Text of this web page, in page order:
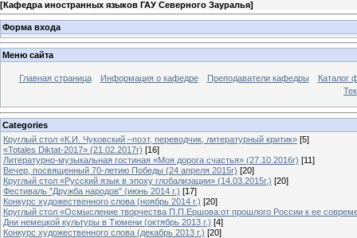
[Кафедра иностранных языков ГАУ Северного Зауралья]
Форма входа
Меню сайта
Главная страница Информация о кафедре Преподаватели кафедры
Каталог
Categories
Круглый стол «К.И. Чуковский –поэт, переводчик, литературный критик» [5]
«Totales Diktat-2017» (21.02.2017г) [16]
Литературно-музыкальная гостиная «Моя дорога счастья» (27.10.2016г) [11]
Вечер, посвященный 70-летию Победы (24 апреля 2015г) [20]
Круглый стол «Русский язык в эпоху глобализации» (14.03.2015г.) [20]
Фестиваль "Дружба народов" (июнь 2014 г.) [17]
Конкурс художественного слова (ноябрь 2014 г.) [20]
Круглый стол «Осмысление творчества П.П.Ершова:от прошлого России к ее
Дни немецкой культуры в Тюмени (октябрь 2013 г.) [4]
Конкурс художественного слова (декабрь 2013 г.) [20]